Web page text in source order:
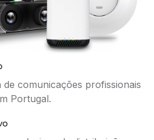
comunicações profissionais
Portugal.